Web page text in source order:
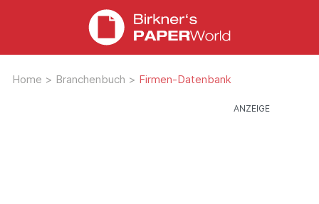
Home > Branchenbuch > Firmen-Datenbank